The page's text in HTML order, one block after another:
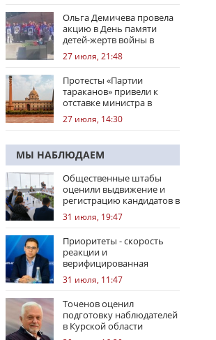
Ольга Демичева провела
акцию в День памяти
детей-жертв войны в
Донбассе
27 июля, 21:48
Протесты «Партии
тараканов» привели к
отставке министра в
Индии
27 июля, 14:30
МЫ НАБЛЮДАЕМ
Общественные штабы
оценили выдвижение и
регистрацию кандидатов в
регионах
31 июля, 19:47
Приоритеты - скорость
реакции и
верифицированная
правовая позиция
31 июля, 11:47
Точенов оценил
подготовку наблюдателей
в Курской области